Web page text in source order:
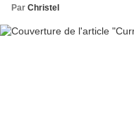
Par Christel